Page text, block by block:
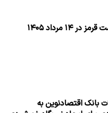
۱۴ مرداد ۱۴۰۵
بانک اقتصادنوین به